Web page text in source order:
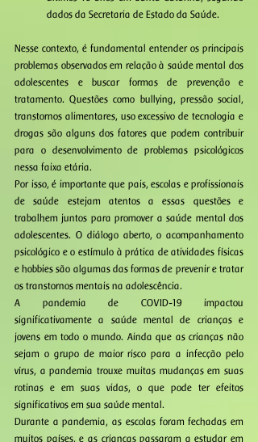
dados da Secretaria de Estado da Saúde.
Nesse contexto, é fundamental entender os principais
problemas observados em relação à saúde mental dos
adolescentes e buscar formas de prevenção e
tratamento. Questões como bullying, pressão social,
transtornos alimentares, uso excessivo de tecnologia e
drogas são alguns dos fatores que podem contribuir
para o desenvolvimento de problemas psicológicos
nessa faixa etária.
Por isso, é importante que pais, escolas e profissionais
de saúde estejam atentos a essas questões e
trabalhem juntos para promover a saúde mental dos
adolescentes. O diálogo aberto, o acompanhamento
psicológico e o estímulo à prática de atividades físicas
e hobbies são algumas das formas de prevenir e tratar
os transtornos mentais na adolescência.
A pandemia de COVID-19 impactou
significativamente a saúde mental de crianças e
jovens em todo o mundo. Ainda que as crianças não
sejam o grupo de maior risco para a infecção pelo
vírus, a pandemia trouxe muitas mudanças em suas
rotinas e em suas vidas, o que pode ter efeitos
significativos em sua saúde mental.
Durante a pandemia, as escolas foram fechadas em
muitos países, e as crianças passaram a estudar em